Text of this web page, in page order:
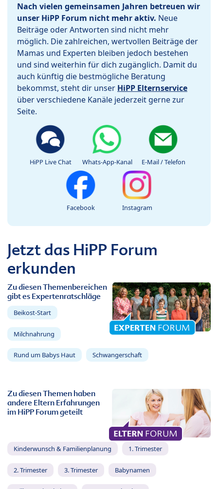
Nach vielen gemeinsamen Jahren betreuen wir
unser HiPP Forum nicht mehr aktiv. Neue
Beiträge oder Antworten sind nicht mehr
möglich. Die zahlreichen, wertvollen Beiträge der
Mamas und Experten bleiben jedoch bestehen
und sind weiterhin für dich zugänglich. Damit du
auch künftig die bestmögliche Beratung
bekommst, steht dir unser HiPP Elternservice
über verschiedene Kanäle jederzeit gerne zur
Seite.
HiPP Live Chat Whats-App-Kanal E-Mail / Telefon
Facebook Instagram
Jetzt das HiPP Forum
erkunden
Zu diesen Themenbereichen
gibt es Expertenratschläge
Beikost-Start
Milchnahrung
Rund um Babys Haut Schwangerschaft
Zu diesen Themen haben
andere Eltern Erfahrungen
im HiPP Forum geteilt
Kinderwunsch & Familienplanung 1. Trimester
2. Trimester 3. Trimester Babynamen